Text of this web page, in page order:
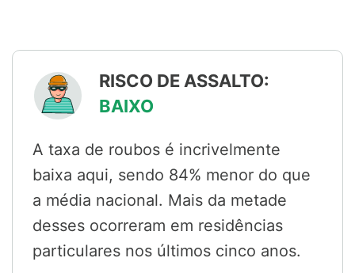
RISCO DE ASSALTO:
BAIXO
A taxa de roubos é incrivelmente
baixa aqui, sendo 84% menor do que
a média nacional. Mais da metade
desses ocorreram em residências
particulares nos últimos cinco anos.